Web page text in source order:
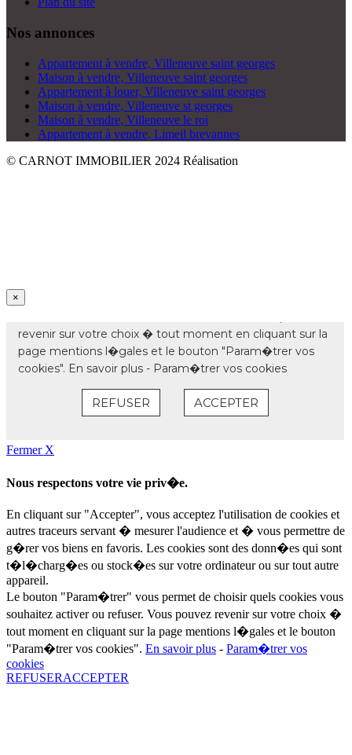
Nos annonces
Appartement à vendre, Villeneuve saint georges
Maison à vendre, Villeneuve saint georges
Appartement à louer, Villeneuve saint georges
Maison à vendre, Villeneuve st georges
Maison à vendre, Villeneuve le roi
Appartement à vendre, Limeil brevannes
© CARNOT IMMOBILIER 2024 Réalisation
×
Fermer X
Nous respectons votre vie priv�e.
En cliquant sur "Accepter", vous acceptez l'utilisation de cookies et
autres traceurs servant � mesurer l'audience et � vous permettre de
g�rer vos biens en favoris. Les cookies sont des donn�es qui sont
t�l�charg�es ou stock�es sur votre ordinateur ou sur tout autre
appareil.
Le bouton "Param�trer" vous permet de choisir quels cookies vous
souhaitez activer ou refuser. Vous pouvez revenir sur votre choix �
tout moment en cliquant sur la page mentions l�gales et le bouton
"Param�trer vos cookies". En savoir plus - Param�trer vos
cookies
REFUSERACCEPTER